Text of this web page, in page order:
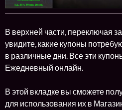
В верхней части, переключая
увидите, какие купоны
в различные дни. Все эти
Ежедневный онлайн.
В этой вкладке вы сможете
для использования их в